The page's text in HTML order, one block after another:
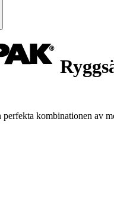
kombinationen av